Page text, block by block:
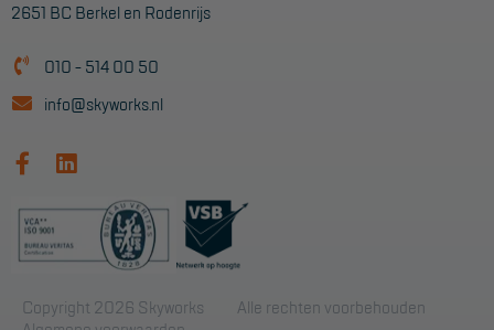
2651 BC Berkel en Rodenrijs
010 - 514 00 50
info@skyworks.nl
Copyright 2026 Skyworks
Alle rechten voorbehouden